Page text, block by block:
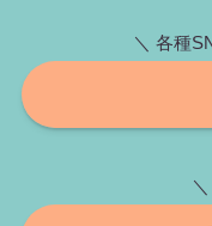
＼ 各種